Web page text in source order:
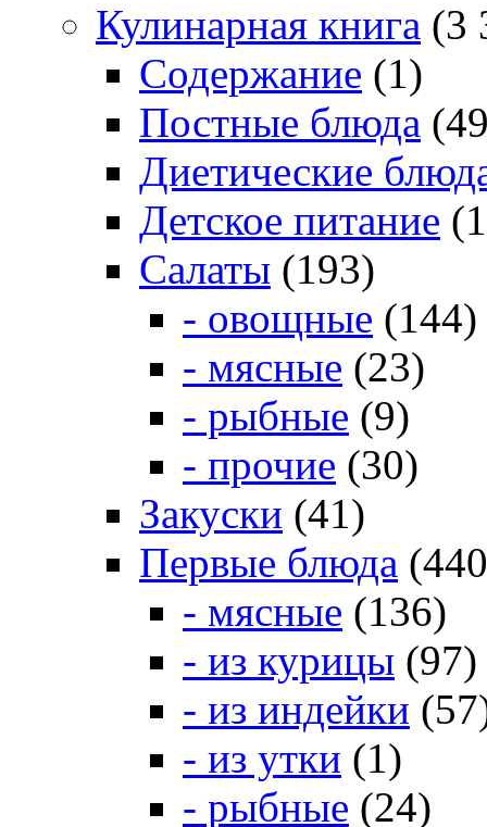
Кулинарная книга (3
Содержание (1)
Постные блюда
Диетические
Детское питание
Салаты (193)
- овощные (144)
- мясные (23)
- рыбные (9)
- прочие (30)
Закуски (41)
Первые блюда
- мясные (136)
- из курицы (97)
- из индейки
- из утки (1)
- рыбные (24)